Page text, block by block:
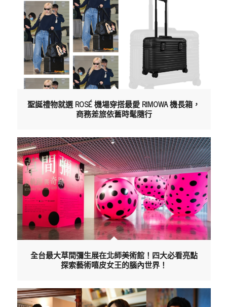
聖誕禮物就選 ROSÉ 機場穿搭最愛 RIMOWA 機長箱，
商務差旅依舊時髦隨行
全台最大草間彌生展在北師美術館！四大必看亮點
探索藝術嘻皮女王的腦內世界！